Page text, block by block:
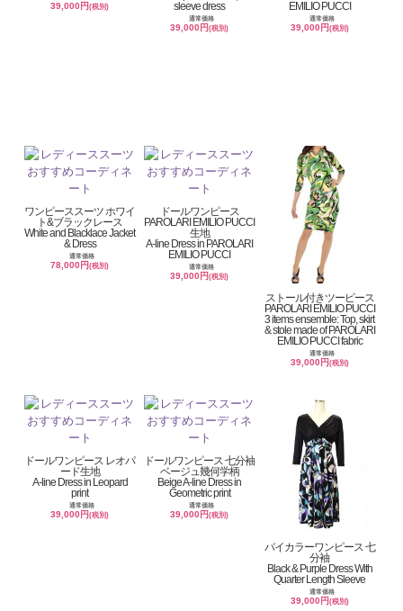
39,000円(税別)
sleeve dress
通常価格
39,000円(税別)
EMILIO PUCCI
通常価格
39,000円 (税別)
ワンピーススーツ ホワイ
ト&ブラックレース
White and Blacklace Jacket
& Dress
通常価格
78,000円(税別)
ドールワンピース
PAROLARI EMILIO PUCCI
生地
A-line Dress in PAROLARI
EMILIO PUCCI
通常価格
39,000円(税別)
ストール付きツーピース
PAROLARI EMILIO PUCCI
3 items ensemble: Top, skirt
& stole made of PAROLARI
EMILIO PUCCI fabric
通常価格
39,000円 (税別)
ドールワンピース レオパ
ード生地
A-line Dress in Leopard
print
通常価格
39,000円(税別)
ドールワンピース 七分袖
ベージュ幾何学柄
Beige A-line Dress in
Geometric print
通常価格
39,000円(税別)
バイカラーワンピース 七
分袖
Black & Purple Dress With
Quarter Length Sleeve
通常価格
39,000円 (税別)